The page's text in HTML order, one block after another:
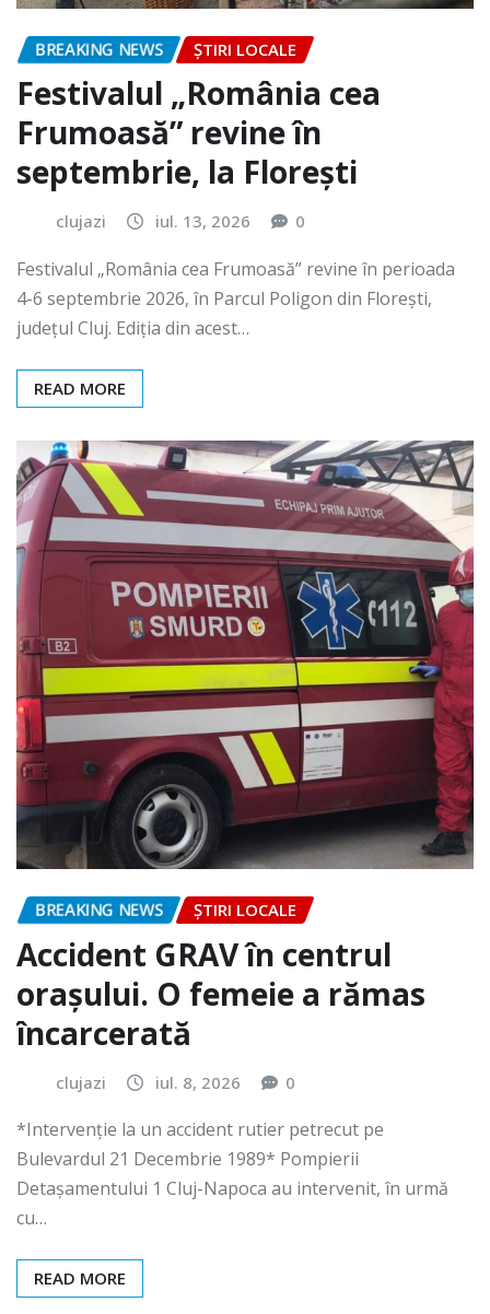
BREAKING NEWS ȘTIRI LOCALE
Festivalul „România cea
Frumoasă” revine în
septembrie, la Florești
clujazi iul. 13, 2026 0
Festivalul „România cea Frumoasă” revine în perioada
4-6 septembrie 2026, în Parcul Poligon din Floreşti,
județul Cluj. Ediția din acest…
READ MORE
BREAKING NEWS ȘTIRI LOCALE
Accident GRAV în centrul
orașului. O femeie a rămas
încarcerată
clujazi iul. 8, 2026 0
*Intervenție la un accident rutier petrecut pe
Bulevardul 21 Decembrie 1989* Pompierii
Detașamentului 1 Cluj-Napoca au intervenit, în urmă
cu…
READ MORE